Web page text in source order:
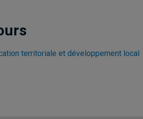
territoriale et développement local